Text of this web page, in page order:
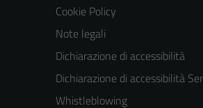
Cookie Policy
Note legali
Dichiarazione di accessibilità
Dichiarazione di accessibilità
Whistleblowing